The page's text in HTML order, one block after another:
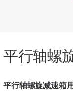
平行轴螺
平行轴螺旋减速箱